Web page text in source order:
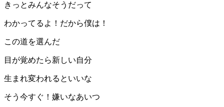
きっとみんなそうだって
わかってるよ！だから僕は！
この道を選んだ
目が覚めたら新しい自分
生まれ変われるといいな
そう今すぐ！嫌いなあいつ